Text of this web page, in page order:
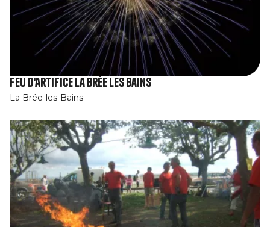
Feu d'artifice La Brée les Bains
La Brée-les-Bains